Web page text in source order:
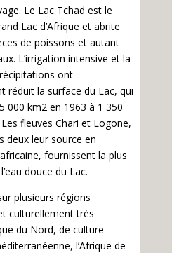
Le Lac Tchad est le
Lac d’Afrique et abrite
de poissons et autant
L’irrigation intensive et la
ont
réduit la surface du Lac, qui
000 km2 en 1963 à 1 350
fleuves Chari et Logone,
deux leur source en
fournissent la plus
douce du Lac.
plusieurs régions
culturellement très
du Nord, de culture
l’Afrique de